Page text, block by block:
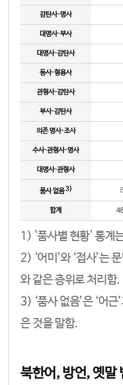
감탄사·명사
대명사·부사
대명사·감탄사
동사·형용사
관형사·감탄사
부사·감탄사
의존 명사·조사
수사·관형사·명사
대명사·관형사
품사 없음3)
합계
1) '품사별 현황' 통계
2) ‘어미’와 ‘접사’는
와 같은 층위로 처리함.
3) ‘품사 없음’은 ‘어
은 것을 말함.
북한어, 방언, 옛말